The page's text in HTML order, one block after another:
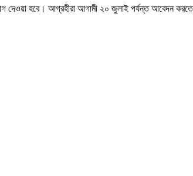
দেওয়া হবে। আগ্রহীরা আগামী ২০ জুলাই পর্যন্ত আবেদন করতে